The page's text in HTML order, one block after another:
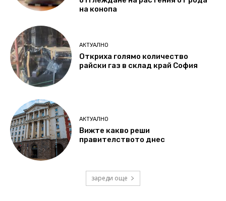
на конопа
АКТУАЛНО
Откриха голямо количество
райски газ в склад край София
АКТУАЛНО
Вижте какво реши
правителството днес
зареди още